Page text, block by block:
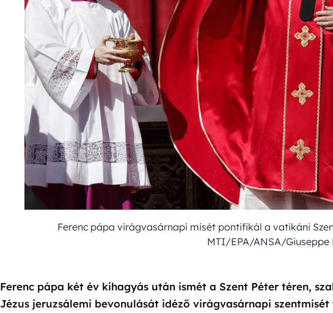
Ferenc pápa virágvasárnapi misét pontifikál a vatikáni
MTI/EPA/ANSA/Giuseppe
Ferenc pápa két év kihagyás után ismét a Szent Péter téren,
Jézus jeruzsálemi bevonulását idéző virágvasárnapi